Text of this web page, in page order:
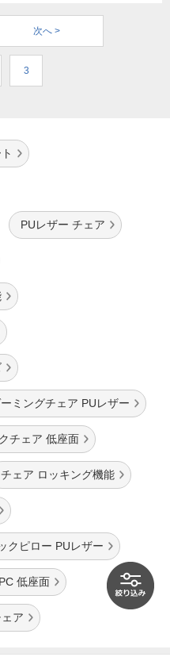
次へ >
3
PUレザー チェア
ミングチェア PUレザー
チェア 低座面
チェア ロッキング機能
クピロー PUレザー
低座面
ア